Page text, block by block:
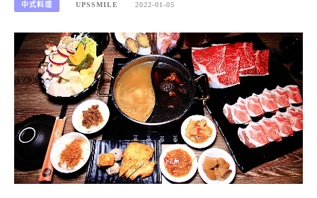
中式料理 UPSSMILE 2022-01-05